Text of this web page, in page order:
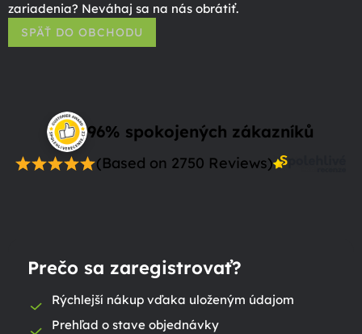
zariadenia? Neváhaj sa na nás obrátiť.
SPÄŤ DO OBCHODU
96% spokojených zákazníků
(Based on 2750 Reviews)
Prečo sa zaregistrovať?
Rýchlejší nákup vďaka uloženým údajom
Prehľad o stave objednávky